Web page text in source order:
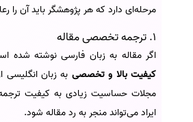
مرحله‌ای دارد که هر پژوهشگر باید آن را
1. ترجمه تخصصی مقاله
اگر مقاله به زبان فارسی نوشته شده
کیفیت بالا و تخصصی به زبان انگلیسی
مجلات حساسیت زیادی به کیفیت
ایراد می‌تواند منجر به رد مقاله شود.